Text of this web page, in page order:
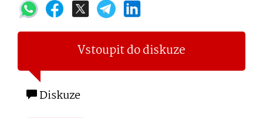
Vstoupit do diskuze
Diskuze